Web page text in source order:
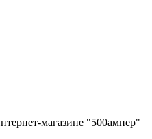
магазине "500ампер"